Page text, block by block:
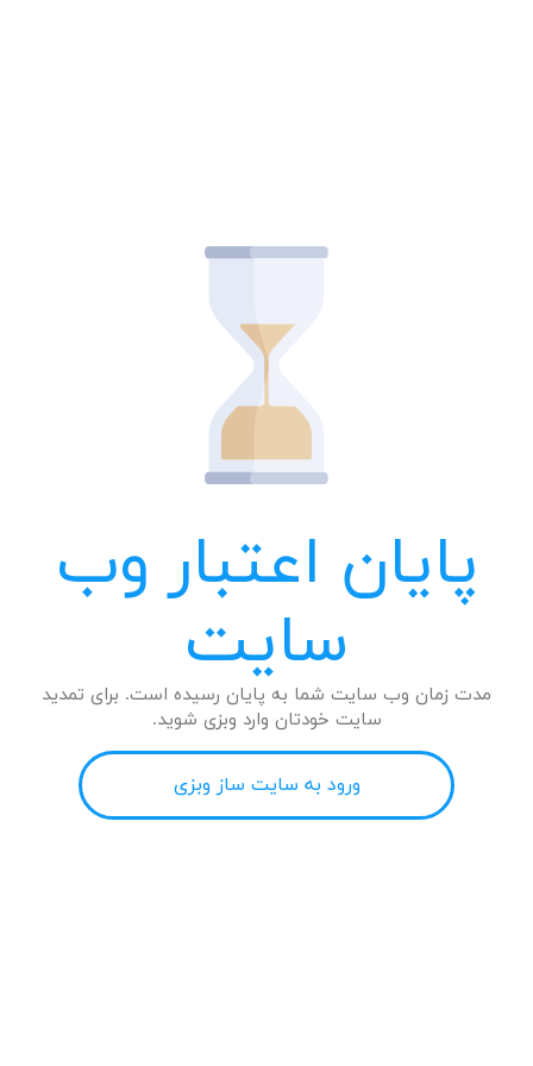
پایان اعتبار وب
سایت
مدت زمان وب سایت شما به پایان رسیده است. برای تمدید
سایت خودتان وارد وبزی شوید.
ورود به سایت ساز وبزی